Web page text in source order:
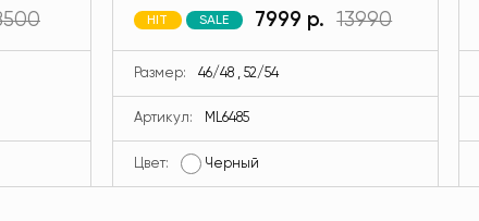
кролик черного цвета
HIT SALE 7999 р. 13990
Размер: 46/48 , 52/54
Артикул: ML6485
Цвет: Черный